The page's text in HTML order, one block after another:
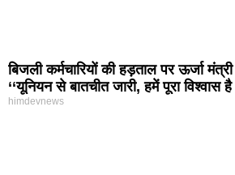
बिजली कर्मचारियों की हड़ताल पर ऊर्जा
‘‘यूनियन से बातचीत जारी, हमें पूरा विश्वास
himdevnews